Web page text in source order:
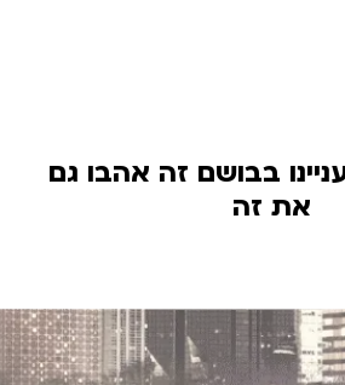
בבושם זה אהבו גם
את זה